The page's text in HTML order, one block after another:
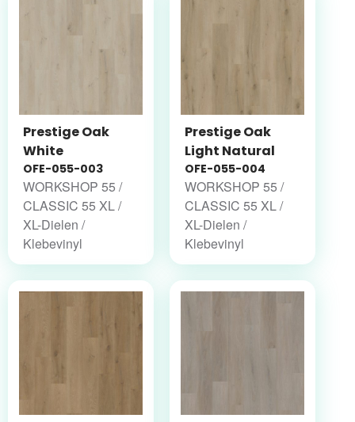
Prestige Oak
White
OFE-055-003
WORKSHOP 55 /
CLASSIC 55 XL /
XL-Dielen /
Klebevinyl
Prestige Oak
Light Natural
OFE-055-004
WORKSHOP 55 /
CLASSIC 55 XL /
XL-Dielen /
Klebevinyl